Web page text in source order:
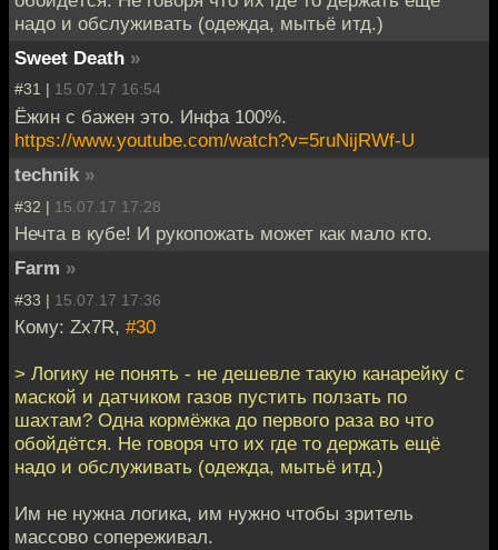
надо и обслуживать (одежда, мытьё итд.)
Sweet Death »
#31 | 15.07.17 16:54
Ёжин с бажен это. Инфа 100%.
https://www.youtube.com/watch?v=5ruNijRWf-U
technik »
#32 | 15.07.17 17:28
Нечта в кубе! И рукопожать может как мало кто.
Farm »
#33 | 15.07.17 17:36
Кому: Zx7R, #30
> Логику не понять - не дешевле такую канарейку с
маской и датчиком газов пустить ползать по
шахтам? Одна кормёжка до первого раза во что
обойдётся. Не говоря что их где то держать ещё
надо и обслуживать (одежда, мытьё итд.)
Им не нужна логика, им нужно чтобы зритель
массово сопереживал.